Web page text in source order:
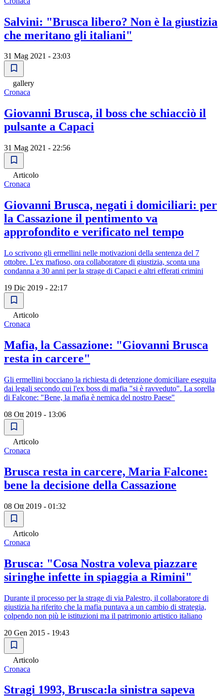
Salvini: "Brusca libero? Non è la giustizia
che meritano gli italiani"
31 Mag 2021 - 23:03
gallery
Cronaca
Giovanni Brusca, il boss che schiacciò il
pulsante a Capaci
31 Mag 2021 - 22:56
Articolo
Cronaca
Giovanni Brusca, negati i domiciliari: per
la Cassazione il pentimento va
approfondito e verificato nel tempo
Lo scrivono gli ermellini nelle motivazioni della sentenza del 7
ottobre. L'ex mafioso, ora collaboratore di giustizia, sconta una
condanna a 30 anni per la strage di Capaci e altri efferati crimini
19 Dic 2019 - 22:17
Articolo
Cronaca
Mafia, la Cassazione: "Giovanni Brusca
resta in carcere"
Gli ermellini bocciano la richiesta di detenzione domiciliare eseguita
dai legali secondo cui l'ex boss di mafia "si è ravveduto". La sorella
di Falcone: "Bene, la mafia è nemica del nostro Paese"
08 Ott 2019 - 13:06
Articolo
Cronaca
Brusca resta in carcere, Maria Falcone:
bene la decisione della Cassazione
08 Ott 2019 - 01:32
Articolo
Cronaca
Brusca: "Cosa Nostra voleva piazzare
siringhe infette in spiaggia a Rimini"
Durante il processo per la strage di via Palestro, il collaboratore di
giustizia ha riferito che la mafia puntava a un cambio di strategia,
colpendo non più le istituzioni ma il patrimonio artistico italiano
20 Gen 2015 - 19:43
Articolo
Cronaca
Stragi 1993, Brusca:la sinistra sapeva